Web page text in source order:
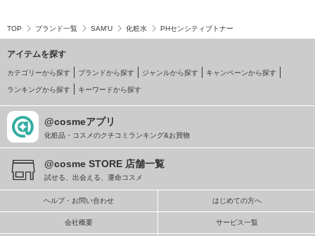
TOP ブランド一覧 SAM’U 化粧水 PHセンシティブトナー
アイテムを探す
カテゴリーから探す ブランドから探す ジャンルから探す キャンペーンから探す
ランキングから探す キーワードから探す
@cosmeアプリ
化粧品・コスメのクチコミランキング&お買物
@cosme STORE 店舗一覧
試せる、出会える、運命コスメ
ヘルプ・お問い合わせ はじめての方へ
会社概要 サービス一覧